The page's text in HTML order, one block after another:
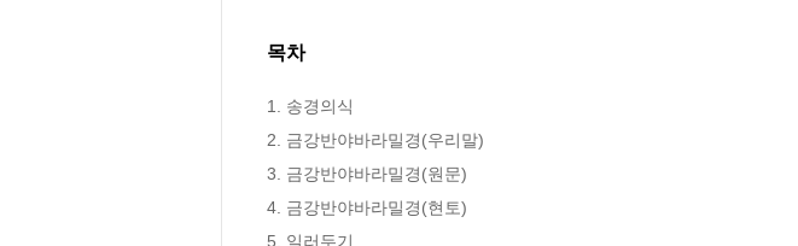
목차
1. 송경의식
2. 금강반야바라밀경(우리말)
3. 금강반야바라밀경(원문)
4. 금강반야바라밀경(현토)
5. 일러두기